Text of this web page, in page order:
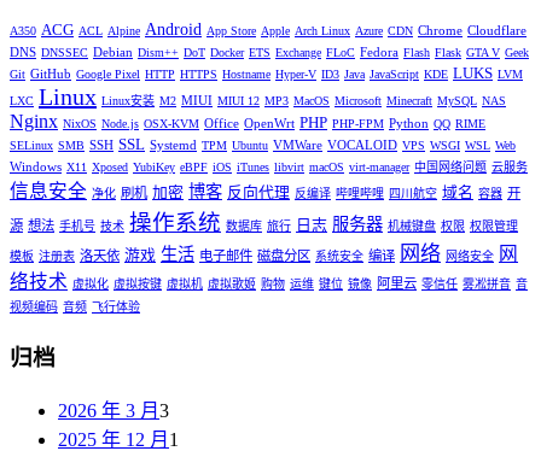
A350 ACG ACL Alpine Android App Store Apple Arch Linux Azure CDN Chrome Cloudflare
DNS DNSSEC Debian Dism++ DoT Docker ETS Exchange FLoC Fedora Flash Flask GTA V Geek
Git GitHub Google Pixel HTTP HTTPS Hostname Hyper-V ID3 Java JavaScript KDE LUKS LVM
LXC Linux Linux安装 M2 MIUI MIUI 12 MP3 MacOS Microsoft Minecraft MySQL NAS
Nginx NixOS Node.js OSX-KVM Office OpenWrt PHP PHP-FPM Python QQ RIME
SELinux SMB SSH SSL Systemd TPM Ubuntu VMWare VOCALOID VPS WSGI WSL Web
Windows X11 Xposed YubiKey eBPF iOS iTunes libvirt macOS virt-manager 中国网络问题 云服务
信息安全 净化 刷机 加密 博客 反向代理 反编译 哔哩哔哩 四川航空 域名 容器 开
源 想法 手机号 技术 操作系统 数据库 旅行 日志 服务器 机械键盘 权限 权限管理
模板 注册表 洛天依 游戏 生活 电子邮件 磁盘分区 系统安全 编译 网络 网络安全
网
络技术 虚拟化 虚拟按键 虚拟机 虚拟歌姬 购物 运维 键位 镜像 阿里云 零信任 雾凇拼音 音
视频编码 音频 飞行体验
归档
2026 年 3 月 3
2025 年 12 月 1